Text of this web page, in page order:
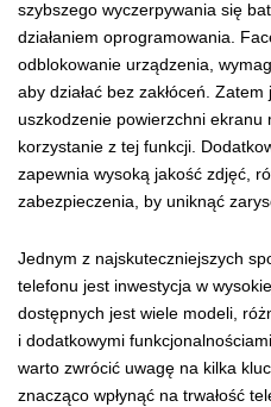
szybszego wyczerpywania się
działaniem oprogramowania.
odblokowanie urządzenia,
aby działać bez zakłóceń.
uszkodzenie powierzchni ekranu
korzystanie z tej funkcji.
zapewnia wysoką jakość zdjęć,
zabezpieczenia, by uniknąć
Jednym z najskuteczniejszych
telefonu jest inwestycja w
dostępnych jest wiele modeli,
i dodatkowymi
warto zwrócić uwagę na kilka
znacząco wpłynąć na trwałość